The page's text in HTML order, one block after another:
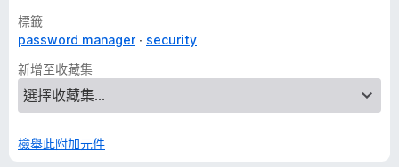
標籤
password manager
security
新增至收藏集
檢舉此附加元件